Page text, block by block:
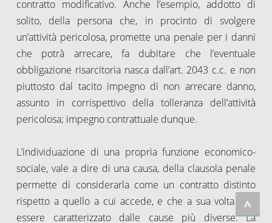
contratto modificativo. Anche l’esempio, addotto di
solito, della persona che, in procinto di svolgere
un’attività pericolosa, promette una penale per i danni
che potrà arrecare, fa dubitare che l’eventuale
obbligazione risarcitoria nasca dall’art. 2043 c.c. e non
piuttosto dal tacito impegno di non arrecare danno,
assunto in corrispettivo della tolleranza dell’attività
pericolosa; impegno contrattuale dunque.
L’individuazione di una propria funzione economico-
sociale, vale a dire di una causa, della clausola penale
permette di considerarla come un contratto distinto
rispetto a quello a cui accede, e che a sua volta può
essere caratterizzato dalle cause più diverse. La
^